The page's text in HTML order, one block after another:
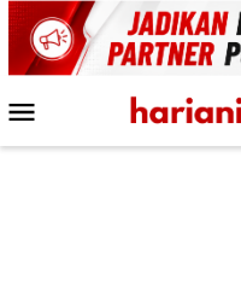
Loncat
ke
konten
Mobile